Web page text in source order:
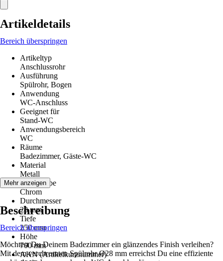
Artikeldetails
Bereich überspringen
Artikeltyp
Anschlussrohr
Ausführung
Spülrohr, Bogen
Anwendung
WC-Anschluss
Geeignet für
Stand-WC
Anwendungsbereich
WC
Räume
Badezimmer, Gäste-WC
Material
Metall
Grundfarbe
Chrom
Durchmesser
28 mm
Tiefe
250 mm
Höhe
700 mm
AKN (Artikelkurznummer)
Mehr anzeigen
Beschreibung
Bereich überspringen
Möchtest Du Deinem Badezimmer ein glänzendes Finish verleihen?
Mit dem verchromten Spülrohr Ø28 mm erreichst Du eine effiziente